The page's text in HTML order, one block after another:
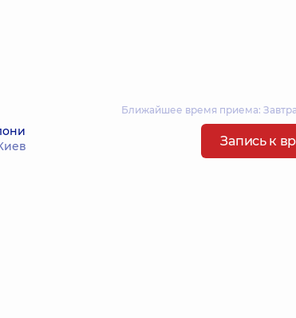
Ближайшее время приема:
Запись к